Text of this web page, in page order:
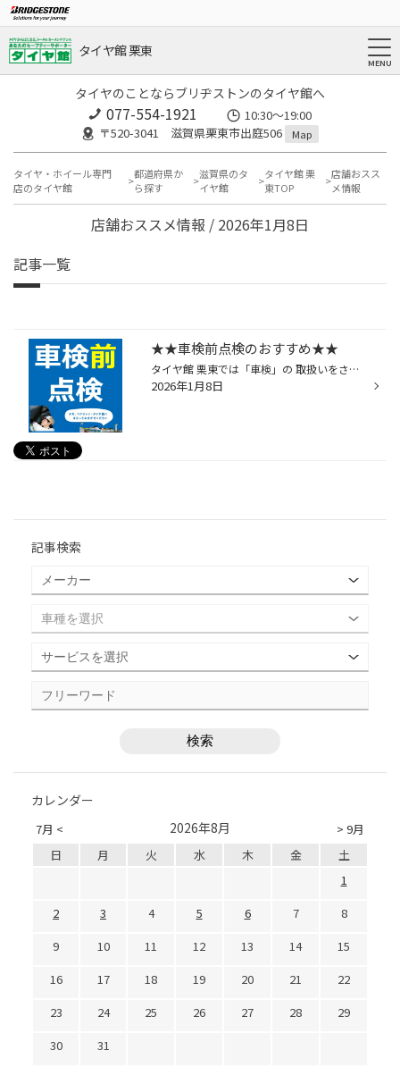
タイヤ館 栗東
タイヤのことならブリヂストンのタイヤ館へ
077-554-1921
10:30～19:00
〒520-3041 滋賀県栗東市出庭506
Map
タイヤ・ホイール専門
店のタイヤ館
都道府県か
ら探す
滋賀県のタ
イヤ館
タイヤ館 栗
東TOP
店舗おスス
メ情報
店舗おススメ情報 / 2026年1月8日
記事一覧
★★車検前点検のおすすめ★★
タイヤ館 栗東では「車検」の 取扱いをさせていただいておりますが 「車検前点検」をおススメしております。 「車検前点検」とは・・・ 車検時に交換・整備が必要な項目が 一度に出てしまい、交換する箇所が 増えてしまうと 大きな費用が掛かってしまう ケースがあります。 出費を一度に集中させず...
2026年1月8日
記事検索
カレンダー
7月 < > 9月
2026年8月
日 月 火 水 木 金
土
1
2
3 4 5 6 7
8
9
10 11 12 13 14
15
16
17 18 19 20 21
22
23
24 25 26 27 28
29
30
31